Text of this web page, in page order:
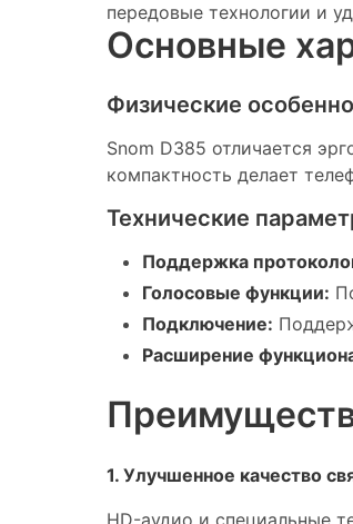
передовые технологии и
Основные
Физические
Snom D385 отличается
компактность делает
Технические
Поддержка
Голосовые функции:
Подключение:
Расширение
1. Улучшенное качество
HD-аудио и специальные